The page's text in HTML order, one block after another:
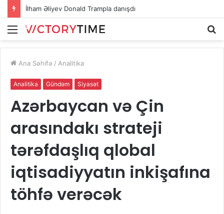
İlham Əliyev Donald Trampla danışdı
Menu
Ana Səhifə / Analitika
Analitika Gündəm Siyasət
Azərbaycan və Çin
arasındakı strateji
tərəfdaşlıq qlobal
iqtisadiyyatın inkişafına
töhfə verəcək